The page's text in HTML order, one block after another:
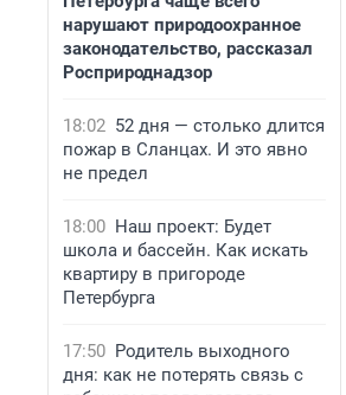
нарушают природоохранное
законодательство, рассказал
Росприроднадзор
18:02 52 дня — столько длится
пожар в Сланцах. И это явно
не предел
18:00 Наш проект: Будет
школа и бассейн. Как искать
квартиру в пригороде
Петербурга
17:50 Родитель выходного
дня: как не потерять связь с